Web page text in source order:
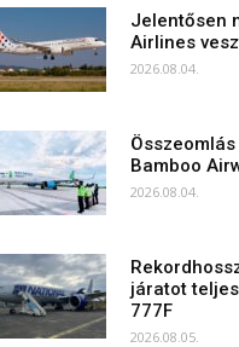
Jelentősen
Airlines
2026.08.04.
Bamboo
2026.08.04.
járatot
777F
2026.08.05.